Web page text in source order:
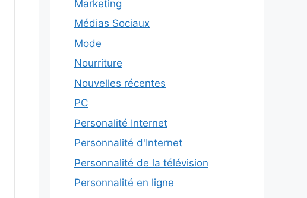
Marketing
Médias Sociaux
Mode
Nourriture
Nouvelles récentes
PC
Personalité Internet
Personnalité d'Internet
Personnalité de la télévision
Personnalité en ligne